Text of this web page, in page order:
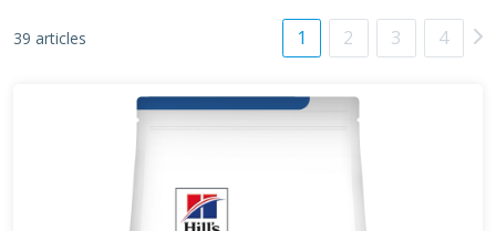
39 articles 1 2 3 4